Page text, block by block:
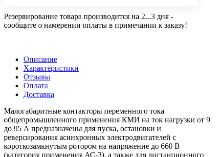
Резервирование товара производится на 2...3 дня -
сообщите о намерении оплаты в примечании к заказу!
Описание
Характеристики
Отзывы
Оплата
Доставка
Малогабаритные контакторы переменного тока
общепромышленного применения КМИ на ток нагрузки от 9
до 95 А предназначены для пуска, остановки и
реверсирования асинхронных электродвигателей с
короткозамкнутым ротором на напряжение до 660 В
(категория применения АС-3), а также для дистанционного